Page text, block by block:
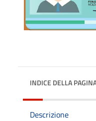
INDICE DELLA
Descrizione